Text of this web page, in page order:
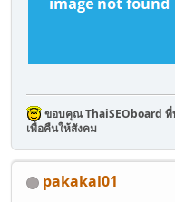
ขอบคุณ ThaiSEOboard ที่
เพื่อคืนให้สังคม
pakakal01